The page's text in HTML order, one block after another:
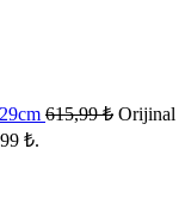
615,99₺ Orijinal
₺.